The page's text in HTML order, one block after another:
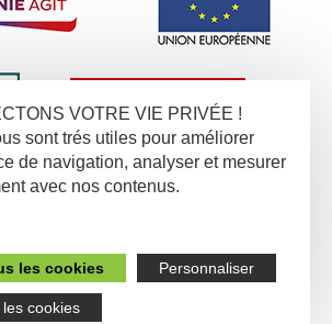
VOTRE VIE PRIVÉE !
sont trés utiles pour améliorer
de navigation, analyser et mesurer
avec nos contenus.
les cookies Personnaliser
cookies